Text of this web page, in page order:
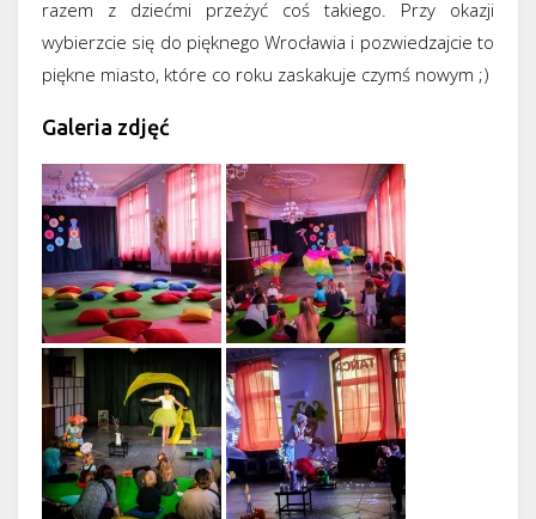
razem z dziećmi przeżyć coś takiego. Przy okazji
wybierzcie się do pięknego Wrocławia i pozwiedzajcie to
piękne miasto, które co roku zaskakuje czymś nowym ;)
Galeria zdjęć